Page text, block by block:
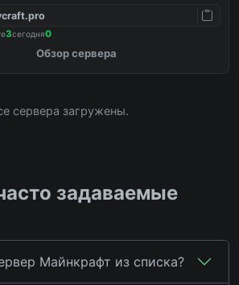
3сегодня0
Обзор сервера
сервера загружены.
задаваемые
Майнкрафт из списка?